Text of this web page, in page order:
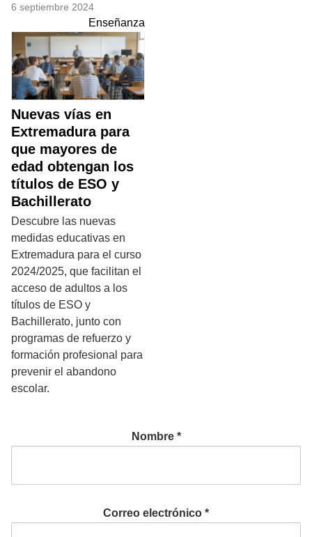
6 septiembre 2024
Enseñanza
Nuevas vías en
Extremadura para
que mayores de
edad obtengan los
títulos de ESO y
Bachillerato
Descubre las nuevas
medidas educativas en
Extremadura para el curso
2024/2025, que facilitan el
acceso de adultos a los
títulos de ESO y
Bachillerato, junto con
programas de refuerzo y
formación profesional para
prevenir el abandono
escolar.
Nombre *
Correo electrónico *